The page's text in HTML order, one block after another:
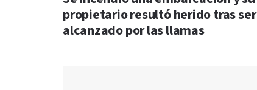
propietario resultó herido tras ser
alcanzado por las llamas